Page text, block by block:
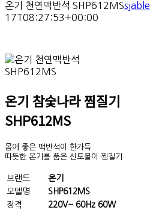
온기 천연맥반석 SHP612MSsjable
17T08:27:53+00:00
온기 참숯나라 찜질기
SHP612MS
몸에 좋은 맥반석이 한가득
따뜻한 온기를 품은 신토불이 찜질기
브랜드
온기
모델명
SHP612MS
정격
220V~ 60Hz 60W